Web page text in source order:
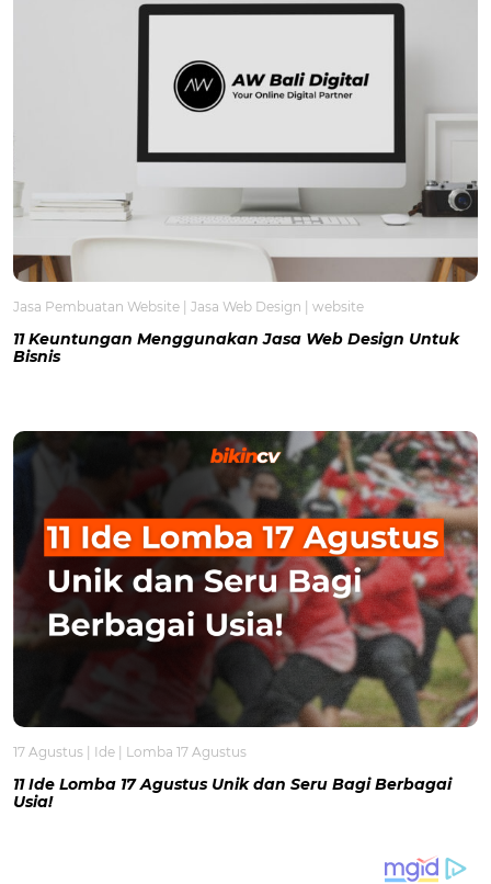
Jasa Pembuatan Website Jasa Web Design website
11 Keuntungan Menggunakan Jasa Web Design Untuk
Bisnis
17 Agustus Ide Lomba 17 Agustus
11 Ide Lomba 17 Agustus Unik dan Seru Bagi Berbagai
Usia!